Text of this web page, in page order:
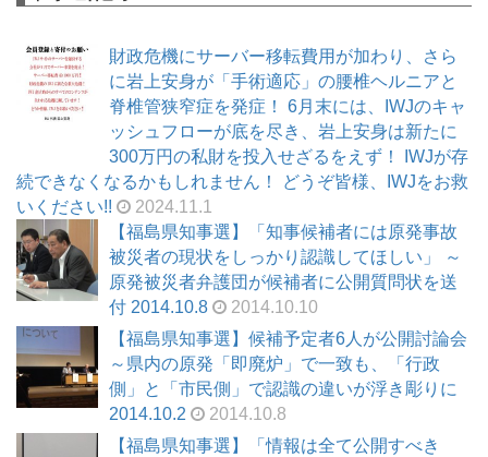
財政危機にサーバー移転費用が加わり、さら
に岩上安身が「手術適応」の腰椎ヘルニアと
脊椎管狭窄症を発症！ 6月末には、IWJのキャ
ッシュフローが底を尽き、岩上安身は新たに
300万円の私財を投入せざるをえず！ IWJが存
続できなくなるかもしれません！ どうぞ皆様、IWJをお救
いください!!
2024.11.1
【福島県知事選】「知事候補者には原発事故
被災者の現状をしっかり認識してほしい」 ～
原発被災者弁護団が候補者に公開質問状を送
付 2014.10.8
2014.10.10
【福島県知事選】候補予定者6人が公開討論会
～県内の原発「即廃炉」で一致も、「行政
側」と「市民側」で認識の違いが浮き彫りに
2014.10.2
2014.10.8
【福島県知事選】「情報は全て公開すべき